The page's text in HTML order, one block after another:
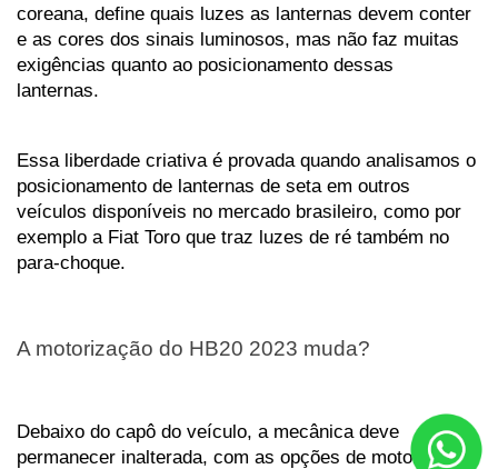
coreana, define quais luzes as lanternas devem conter
e as cores dos sinais luminosos, mas não faz muitas
exigências quanto ao posicionamento dessas
lanternas.
Essa liberdade criativa é provada quando analisamos o
posicionamento de lanternas de seta em outros
veículos disponíveis no mercado brasileiro, como por
exemplo a Fiat Toro que traz luzes de ré também no
para-choque.
A motorização do HB20 2023 muda?
Debaixo do capô do veículo, a mecânica deve
permanecer inalterada, com as opções de motor 1.0